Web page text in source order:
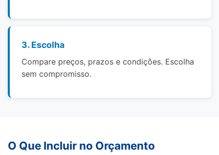
3. Escolha
Compare preços, prazos e condições. Escolha
sem compromisso.
O Que Incluir no Orçamento